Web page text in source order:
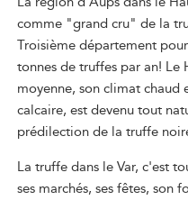
comme "grand cru" de la
Troisième département
tonnes de truffes par an! Le
moyenne, son climat chaud
calcaire, est devenu tout
prédilection de la truffe
La truffe dans le Var, c'est
ses marchés, ses fêtes, son